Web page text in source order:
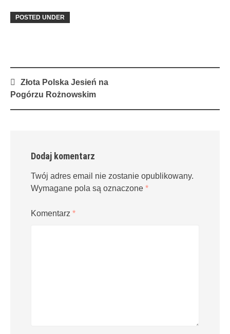
POSTED UNDER
Post
navigation
Złota Polska Jesień na
Pogórzu Rożnowskim
Dodaj komentarz
Twój adres email nie zostanie opublikowany.
Wymagane pola są oznaczone *
Komentarz *